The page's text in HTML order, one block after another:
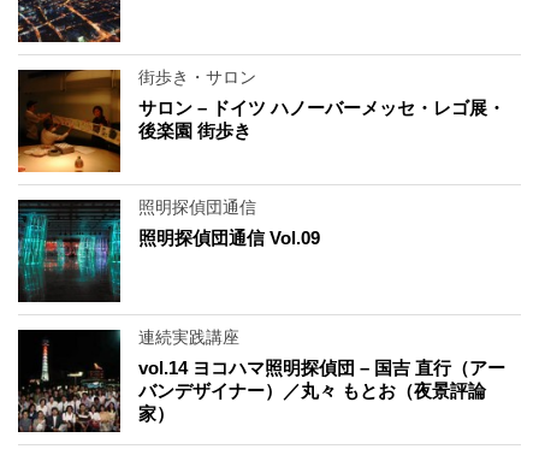
街歩き・サロン
サロン – ドイツ ハノーバーメッセ・レゴ展・
後楽園 街歩き
照明探偵団通信
照明探偵団通信 Vol.09
連続実践講座
vol.14 ヨコハマ照明探偵団 – 国吉 直行（アー
バンデザイナー）／丸々 もとお（夜景評論
家）